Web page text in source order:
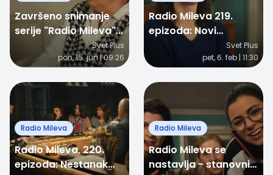
Završeno snimanje
serije "Radio Mileva":
Omiljena ekipa iz
Rankeove 12 se
evo šta čeka
gledaoce!
Svet Plus
pon, 15. jun | 09:26
Radio Mileva 219.
epizoda: Novi
početak Mikice i
Natalije i borba za
Svet Plus
pet, 6. feb | 11:30
Radio Mileva
Radio Mileva, 220.
epizoda: Nestanak
Radio Mileva
Radio Mileva se
nastavlja - stanovnici